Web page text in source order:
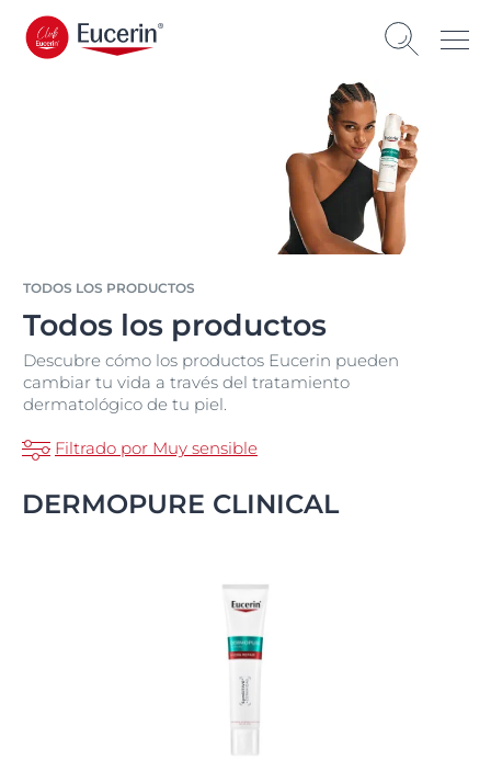
TODOS LOS PRODUCTOS
Todos los productos
Descubre cómo los productos Eucerin pueden
cambiar tu vida a través del tratamiento
dermatológico de tu piel.
Filtrado por Muy sensible
DERMOPURE CLINICAL